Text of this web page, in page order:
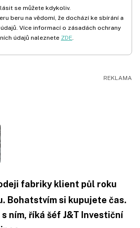
se můžete kdykoliv.
beru na vědomí, že dochází ke sbírání a
Více informací o zásadách ochrany
údajů naleznete ZDE.
fabriky klient půl roku
Bohatstvím si kupujete čas.
ním, říká šéf J&T Investiční